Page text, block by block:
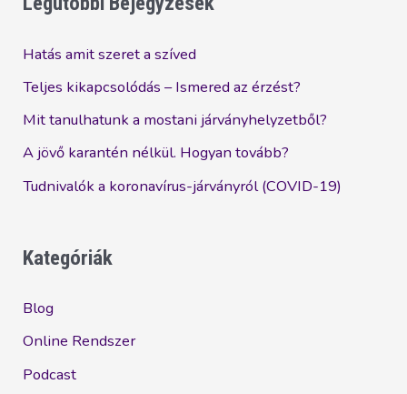
Hatás amit szeret a szíved
Teljes kikapcsolódás – Ismered az érzést?
Mit tanulhatunk a mostani járványhelyzetből?
A jövő karantén nélkül. Hogyan tovább?
Tudnivalók a koronavírus-járványról (COVID-19)
Kategóriák
Blog
Online Rendszer
Podcast